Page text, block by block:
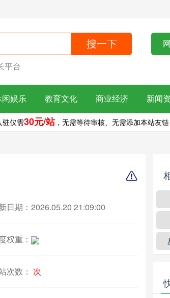
搜一下
平台
闲娱乐 教育文化 商业经济 新闻
驻仅需30元/站，无需等待审核、无需添加本站友
日期：2026.05.20 21:09:00
权重：
次数： 次